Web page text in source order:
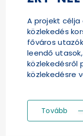
A projekt
közlekedés
főváros
leendő
közlekedésről
közlekedésre
Tovább